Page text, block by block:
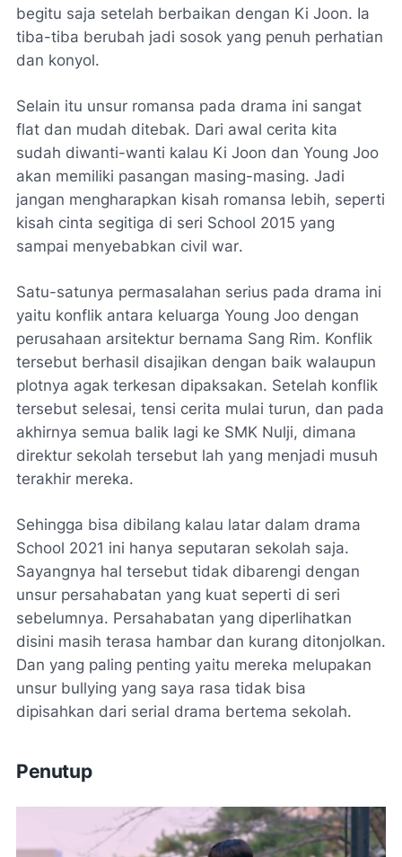
begitu saja setelah berbaikan dengan Ki Joon. Ia
tiba-tiba berubah jadi sosok yang penuh perhatian
dan konyol.
Selain itu unsur romansa pada drama ini sangat
flat dan mudah ditebak. Dari awal cerita kita
sudah diwanti-wanti kalau Ki Joon dan Young Joo
akan memiliki pasangan masing-masing. Jadi
jangan mengharapkan kisah romansa lebih, seperti
kisah cinta segitiga di seri School 2015 yang
sampai menyebabkan civil war.
Satu-satunya permasalahan serius pada drama ini
yaitu konflik antara keluarga Young Joo dengan
perusahaan arsitektur bernama Sang Rim. Konflik
tersebut berhasil disajikan dengan baik walaupun
plotnya agak terkesan dipaksakan. Setelah konflik
tersebut selesai, tensi cerita mulai turun, dan pada
akhirnya semua balik lagi ke SMK Nulji, dimana
direktur sekolah tersebut lah yang menjadi musuh
terakhir mereka.
Sehingga bisa dibilang kalau latar dalam drama
School 2021 ini hanya seputaran sekolah saja.
Sayangnya hal tersebut tidak dibarengi dengan
unsur persahabatan yang kuat seperti di seri
sebelumnya. Persahabatan yang diperlihatkan
disini masih terasa hambar dan kurang ditonjolkan.
Dan yang paling penting yaitu mereka melupakan
unsur bullying yang saya rasa tidak bisa
dipisahkan dari serial drama bertema sekolah.
Penutup